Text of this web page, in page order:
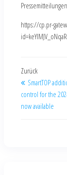
Pressemitteilungen
https://cp.pr-
Zurück
SmartTOP
control for the
now available